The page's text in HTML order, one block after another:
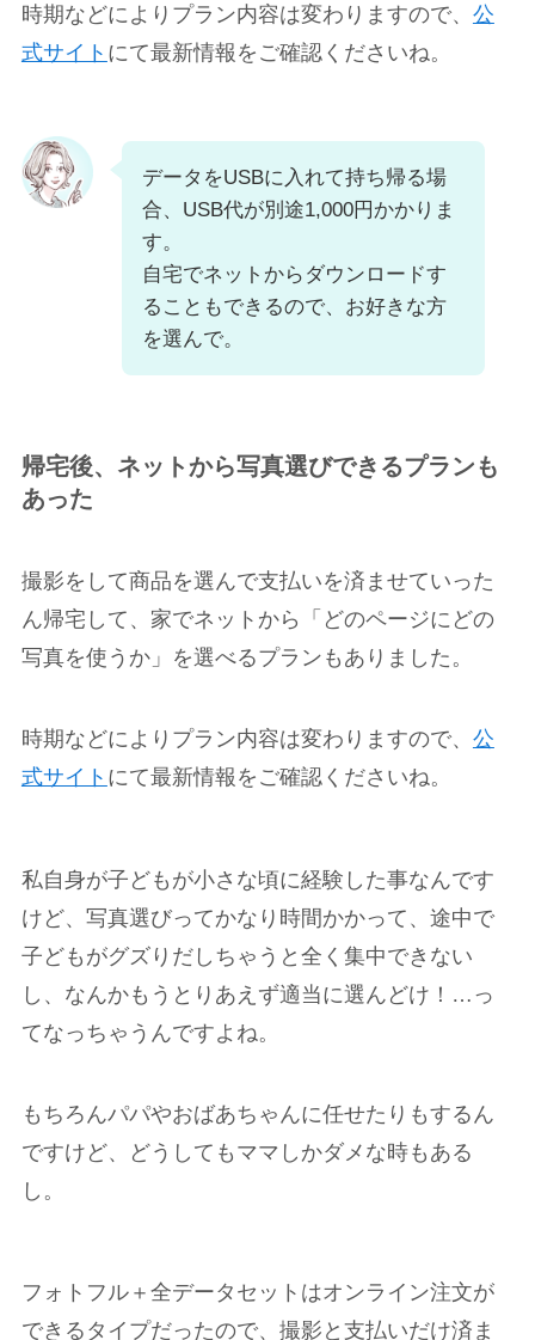
時期などによりプラン内容は変わりますので、 公
式サイト にて最新情報をご確認くださいね。
データをUSBに入れて持ち帰る場
合、USB代が別途1,000円かかりま
す。
自宅でネットからダウンロードす
ることもできるので、お好きな方
を選んで。
帰宅後、ネットから写真選びできるプランも
あった
撮影をして商品を選んで支払いを済ませていった
ん帰宅して、家でネットから「どのページにどの
写真を使うか」を選べるプランもありました。
時期などによりプラン内容は変わりますので、 公
式サイト にて最新情報をご確認くださいね。
私自身が子どもが小さな頃に経験した事なんです
けど、写真選びってかなり時間かかって、途中で
子どもがグズりだしちゃうと全く集中できない
し、なんかもうとりあえず適当に選んどけ！…っ
てなっちゃうんですよね。
もちろんパパやおばあちゃんに任せたりもするん
ですけど、どうしてもママしかダメな時もある
し。
フォトフル＋全データセットはオンライン注文が
できるタイプだったので、撮影と支払いだけ済ま